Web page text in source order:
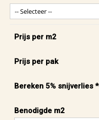
Prijs per m2
Prijs per pak
Bereken 5% snijverlies *
Benodigde m2